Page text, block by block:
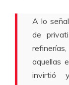
A lo
de
aquellas
invirtió